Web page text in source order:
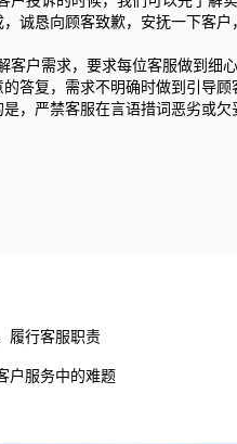
，诚恳向顾客致歉，安抚一下客
求，要求每位客服做到细心
答复，需求不明确时做到引导顾
，严禁客服在言语措词恶劣或
履行客服职责
户服务中的难题